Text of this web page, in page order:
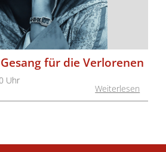
Gesang für die Verlorenen
Uhr
Weiterlesen